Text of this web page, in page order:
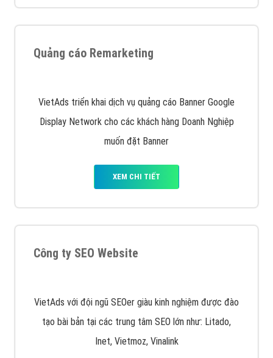
VietAds cùng bạn tìm hiểu về các hình thức
chạy quảng cáo facebook, ưu và nhược điểm của
quảng cáo facebook hiện nay.
VietAds triển khai dịch vụ quảng cáo Banner Google
Display Network cho các khách hàng Doanh Nghiệp